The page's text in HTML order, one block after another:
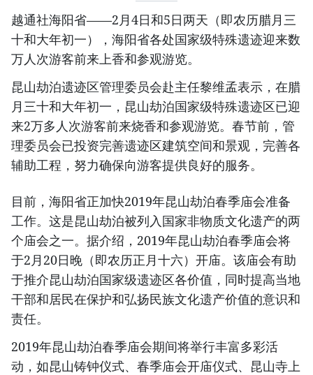
越通社海阳省——2月4日和5日两天（即农历腊月三
十和大年初一），海阳省各处国家级特殊遗迹迎来数
万人次游客前来上香和参观游览。
昆山劫泊遗迹区管理委员会赴主任黎维孟表示，在腊
月三十和大年初一，昆山劫泊国家级特殊遗迹区已迎
来2万多人次游客前来烧香和参观游览。春节前，管
理委员会已投资完善遗迹区建筑空间和景观，完善各
辅助工程，努力确保向游客提供良好的服务。
目前，海阳省正加快2019年昆山劫泊春季庙会准备
工作。这是昆山劫泊被列入国家非物质文化遗产的两
个庙会之一。据介绍，2019年昆山劫泊春季庙会将
于2月20日晚（即农历正月十六）开庙。该庙会有助
于推介昆山劫泊国家级遗迹区各价值，同时提高当地
干部和居民在保护和弘扬民族文化遗产价值的意识和
责任。
2019年昆山劫泊春季庙会期间将举行丰富多彩活
动，如昆山铸钟仪式、春季庙会开庙仪式、昆山寺上